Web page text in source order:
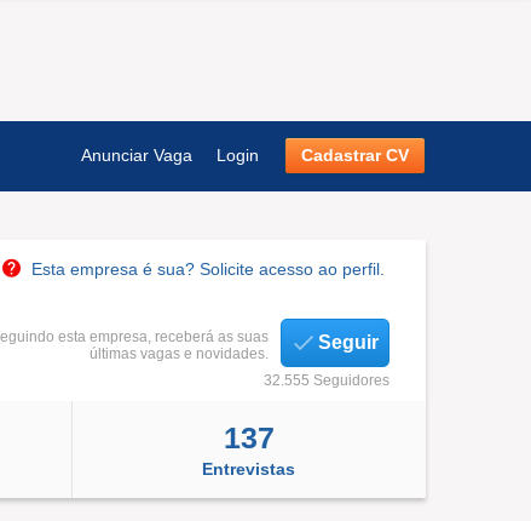
Anunciar Vaga Login Cadastrar CV
Esta empresa é sua? Solicite acesso ao perfil.
esta empresa, receberá as suas
últimas vagas e novidades.
Seguir
32.555 Seguidores
137
Entrevistas